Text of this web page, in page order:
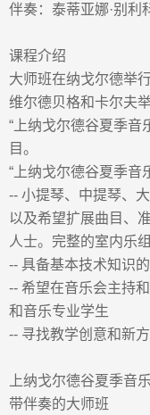
伴奏：泰蒂亚娜·别利
课程介绍
大师班在纳戈尔德举
维尔德贝格和卡尔夫
“ 上纳戈尔德谷夏季音
目。
“ 上纳戈尔德谷夏季音
-- 小提琴、中提琴、
以及希望扩展曲目、
人士。完整的室内乐
-- 具备基本技术知识
-- 希望在音乐会主持
和音乐专业学生
-- 寻找教学创意和新
上纳戈尔德谷夏季音
带伴奏的大师班